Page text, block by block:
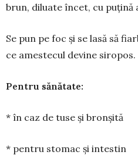
brun, diluate încet, cu puțină
Se pun pe foc și se lasă să
ce amestecul devine
Pentru sănătate:
* în caz de tuse și bronșită
* pentru stomac și intestin